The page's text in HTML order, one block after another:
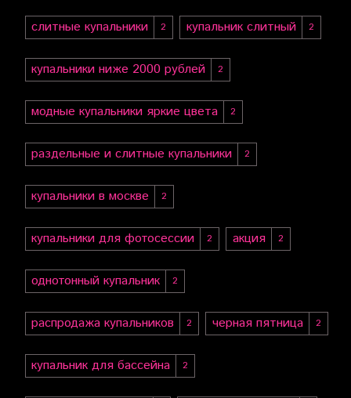
слитные купальники 2 купальник слитный 2
купальники ниже 2000 рублей 2
модные купальники яркие цвета 2
раздельные и слитные купальники 2
купальники в москве 2
купальники для фотосессии 2 акция 2
однотонный купальник 2
распродажа купальников 2 черная пятница 2
купальник для бассейна 2